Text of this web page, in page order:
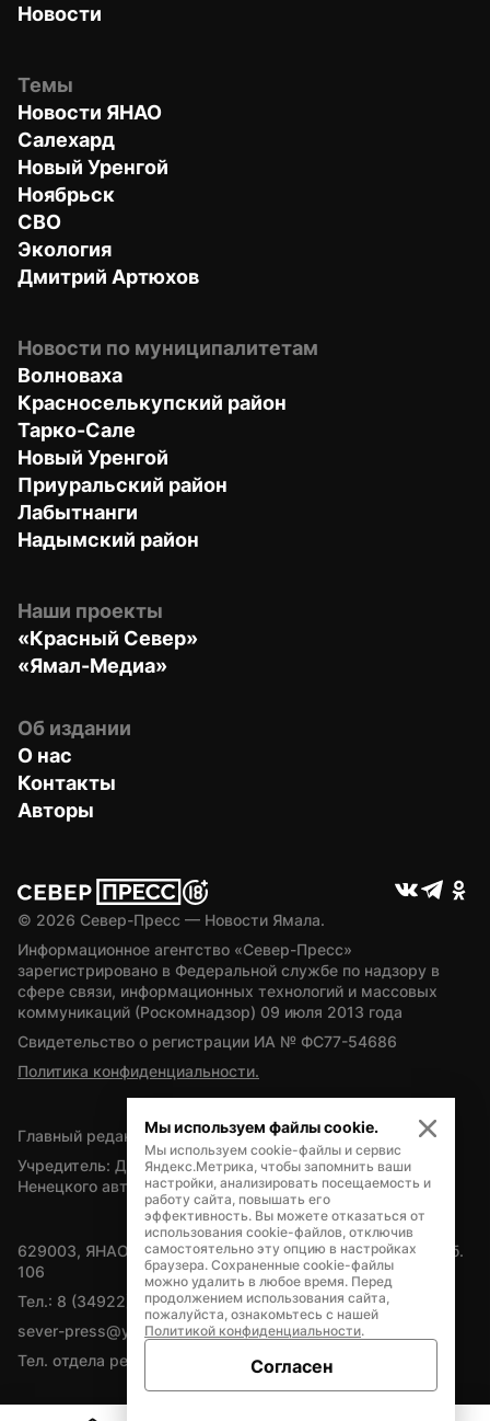
Новости
Темы
Новости ЯНАО
Салехард
Новый Уренгой
Ноябрьск
СВО
Экология
Дмитрий Артюхов
Новости по муниципалитетам
Волноваха
Красноселькупский район
Тарко-Сале
Новый Уренгой
Приуральский район
Лабытнанги
Надымский район
Наши проекты
«Красный Север»
«Ямал-Медиа»
Об издании
О нас
Контакты
Авторы
© 2026 Север-Пресс — Новости Ямала.
Информационное агентство «Север-Пресс»
зарегистрировано в Федеральной службе по надзору в
сфере связи, информационных технологий и массовых
коммуникаций (Роскомнадзор) 09 июля 2013 года
Свидетельство о регистрации ИА № ФС77-54686
Политика конфиденциальности.
Главный редактор — А.Л. Поздеев
Учредитель: Департамент внутренней политики Ямало-
Ненецкого автономного округа
629003, ЯНАО, Салехард, мкр. Богдана Кнунянца, д.1, каб.
106
Тел.: 8 (34922) 71262
sever-press@yamal-media.ru
Тел. отдела рекламы: 8 (34922) 42728
Мы используем файлы cookie.
Мы используем cookie-файлы и сервис
Яндекс.Метрика, чтобы запомнить ваши
настройки, анализировать посещаемость и
работу сайта, повышать его
эффективность. Вы можете отказаться от
использования cookie-файлов, отключив
самостоятельно эту опцию в настройках
браузера. Сохраненные cookie-файлы
можно удалить в любое время. Перед
продолжением использования сайта,
пожалуйста, ознакомьтесь с нашей
Политикой конфиденциальности.
Согласен